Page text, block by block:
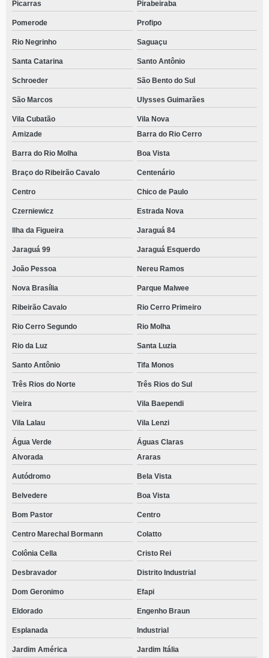
Picarras Pirabeiraba
Pomerode Profipo
Rio Negrinho Saguaçu
Santa Catarina Santo Antônio
Schroeder São Bento do Sul
São Marcos Ulysses Guimarães
Vila Cubatão
Vila Nova
Amizade
Barra do Rio Cerro
Barra do Rio Molha Boa Vista
Braço do Ribeirão Cavalo Centenário
Centro Chico de Paulo
Czerniewicz Estrada Nova
Ilha da Figueira Jaraguá 84
Jaraguá 99 Jaraguá Esquerdo
João Pessoa Nereu Ramos
Nova Brasília Parque Malwee
Ribeirão Cavalo Rio Cerro Primeiro
Rio Cerro Segundo Rio Molha
Rio da Luz Santa Luzia
Santo Antônio Tifa Monos
Três Rios do Norte Três Rios do Sul
Vieira Vila Baependi
Vila Lalau Vila Lenzi
Água Verde
Águas Claras
Alvorada
Araras
Autódromo Bela Vista
Belvedere Boa Vista
Bom Pastor Centro
Centro Marechal Bormann Colatto
Colônia Cella Cristo Rei
Desbravador Distrito Industrial
Dom Geronimo Efapi
Eldorado Engenho Braun
Esplanada Industrial
Jardim América Jardim Itália